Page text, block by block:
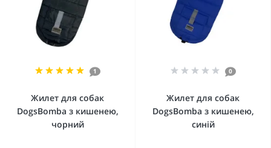
1
Жилет для собак
DogsBomba з кишенею,
чорний
0
Жилет для собак
DogsBomba з кишенею,
синій